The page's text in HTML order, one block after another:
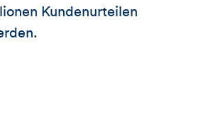
Kundenurteilen